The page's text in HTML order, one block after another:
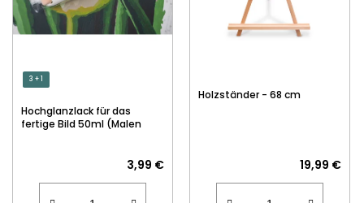
3 + 1
Hochglanzlack für das
fertige Bild 50ml (Malen
3,99 €
Holzständer - 68 cm
19,99 €